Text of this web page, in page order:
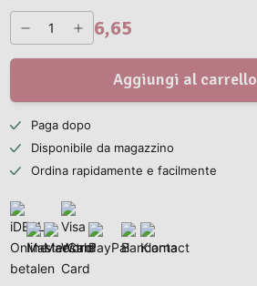
6,65
Aggiungi al carrello
Paga dopo
Disponibile da magazzino
Ordina rapidamente e facilmente